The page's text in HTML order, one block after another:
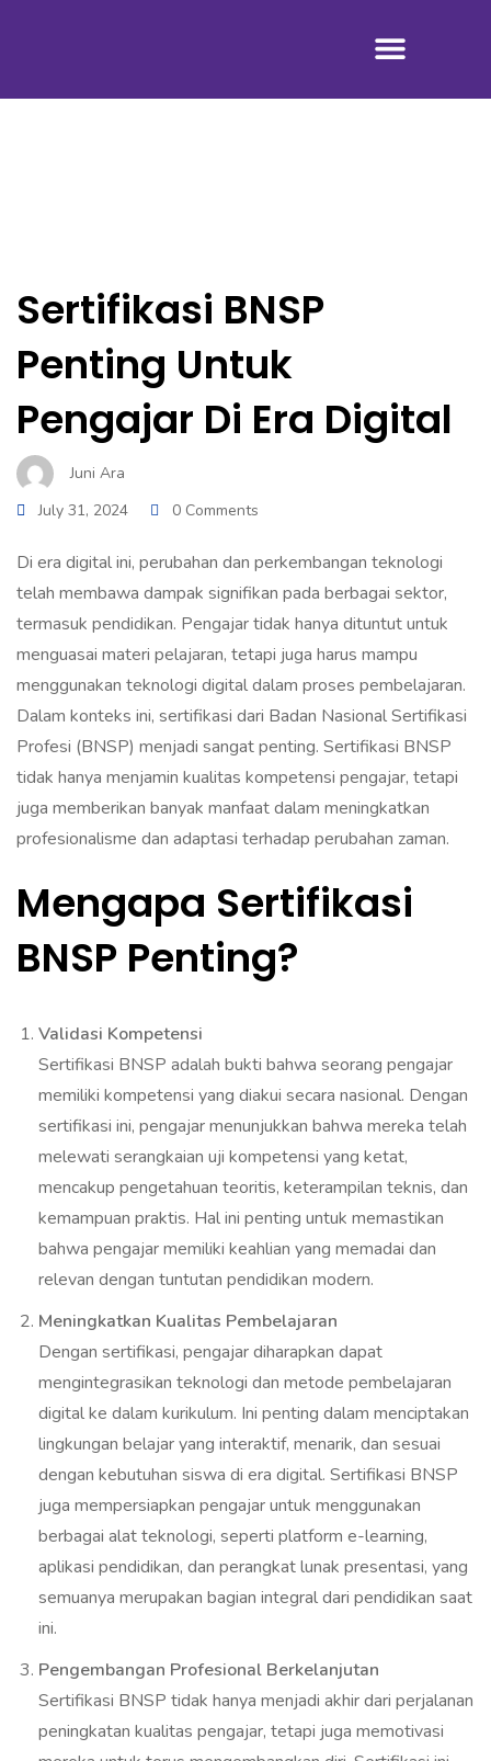
Sertifikasi BNSP
Penting Untuk
Pengajar Di Era Digital
Juni Ara
July 31, 2024
0 Comments
Di era digital ini, perubahan dan perkembangan teknologi
telah membawa dampak signifikan pada berbagai sektor,
termasuk pendidikan. Pengajar tidak hanya dituntut untuk
menguasai materi pelajaran, tetapi juga harus mampu
menggunakan teknologi digital dalam proses pembelajaran.
Dalam konteks ini, sertifikasi dari Badan Nasional Sertifikasi
Profesi (BNSP) menjadi sangat penting. Sertifikasi BNSP
tidak hanya menjamin kualitas kompetensi pengajar, tetapi
juga memberikan banyak manfaat dalam meningkatkan
profesionalisme dan adaptasi terhadap perubahan zaman.
Mengapa Sertifikasi
BNSP Penting?
Validasi Kompetensi
Sertifikasi BNSP adalah bukti bahwa seorang pengajar
memiliki kompetensi yang diakui secara nasional. Dengan
sertifikasi ini, pengajar menunjukkan bahwa mereka telah
melewati serangkaian uji kompetensi yang ketat,
mencakup pengetahuan teoritis, keterampilan teknis, dan
kemampuan praktis. Hal ini penting untuk memastikan
bahwa pengajar memiliki keahlian yang memadai dan
relevan dengan tuntutan pendidikan modern.
Meningkatkan Kualitas Pembelajaran
Dengan sertifikasi, pengajar diharapkan dapat
mengintegrasikan teknologi dan metode pembelajaran
digital ke dalam kurikulum. Ini penting dalam menciptakan
lingkungan belajar yang interaktif, menarik, dan sesuai
dengan kebutuhan siswa di era digital. Sertifikasi BNSP
juga mempersiapkan pengajar untuk menggunakan
berbagai alat teknologi, seperti platform e-learning,
aplikasi pendidikan, dan perangkat lunak presentasi, yang
semuanya merupakan bagian integral dari pendidikan saat
ini.
Pengembangan Profesional Berkelanjutan
Sertifikasi BNSP tidak hanya menjadi akhir dari perjalanan
peningkatan kualitas pengajar, tetapi juga memotivasi